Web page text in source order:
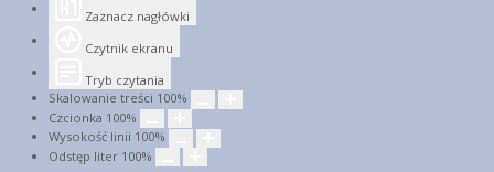
Zaznacz nagłówki
Czytnik ekranu
Tryb czytania
Skalowanie treści 100%
Czcionka 100%
Wysokość linii 100%
Odstęp liter 100%